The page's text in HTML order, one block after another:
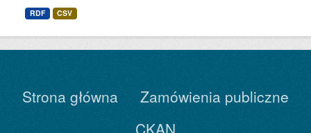
RDF CSV
Strona główna
Zamówienia publiczne